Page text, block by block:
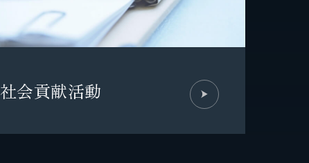
社会貢献活動